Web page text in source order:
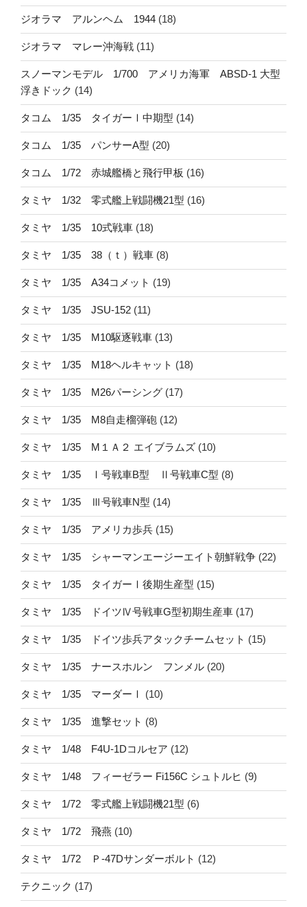
ジオラマ アルンヘム 1944 (18)
ジオラマ マレー沖海戦 (11)
スノーマンモデル 1/700 アメリカ海軍 ABSD-1 大型
浮きドック (14)
タコム 1/35 タイガーⅠ中期型 (14)
タコム 1/35 パンサーA型 (20)
タコム 1/72 赤城艦橋と飛行甲板 (16)
タミヤ 1/32 零式艦上戦闘機21型 (16)
タミヤ 1/35 10式戦車 (18)
タミヤ 1/35 38（ｔ）戦車 (8)
タミヤ 1/35 A34コメット (19)
タミヤ 1/35 JSU-152 (11)
タミヤ 1/35 M10駆逐戦車 (13)
タミヤ 1/35 M18ヘルキャット (18)
タミヤ 1/35 M26パーシング (17)
タミヤ 1/35 M8自走榴弾砲 (12)
タミヤ 1/35 M１Ａ２ エイブラムズ (10)
タミヤ 1/35 Ⅰ号戦車B型 Ⅱ号戦車C型 (8)
タミヤ 1/35 Ⅲ号戦車N型 (14)
タミヤ 1/35 アメリカ歩兵 (15)
タミヤ 1/35 シャーマンエージーエイト朝鮮戦争 (22)
タミヤ 1/35 タイガーⅠ後期生産型 (15)
タミヤ 1/35 ドイツⅣ号戦車G型初期生産車 (17)
タミヤ 1/35 ドイツ歩兵アタックチームセット (15)
タミヤ 1/35 ナースホルン フンメル (20)
タミヤ 1/35 マーダーⅠ (10)
タミヤ 1/35 進撃セット (8)
タミヤ 1/48 F4U-1Dコルセア (12)
タミヤ 1/48 フィーゼラー Fi156C シュトルヒ (9)
タミヤ 1/72 零式艦上戦闘機21型 (6)
タミヤ 1/72 飛燕 (10)
タミヤ 1/72 Ｐ-47Dサンダーボルト (12)
テクニック (17)